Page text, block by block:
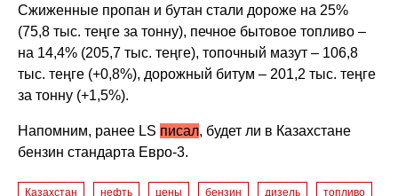
Сжиженные пропан и бутан стали дороже на 25%
(75,8 тыс. теңге за тонну), печное бытовое топливо –
на 14,4% (205,7 тыс. теңге), топочный мазут – 106,8
тыс. теңге (+0,8%), дорожный битум – 201,2 тыс. теңге
за тонну (+1,5%).
Напомним, ранее LS писал, будет ли в Казахстане
бензин стандарта Евро-3.
Казахстан нефть цены бензин дизель топливо